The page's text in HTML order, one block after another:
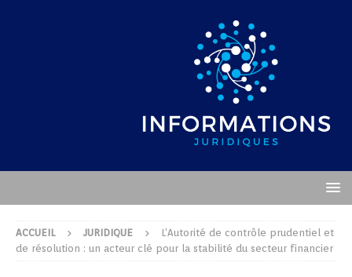
ACCUEIL JURIDIQUE
L’Autorité de contrôle prudentiel et
de résolution : un acteur clé pour la stabilité du secteur financier